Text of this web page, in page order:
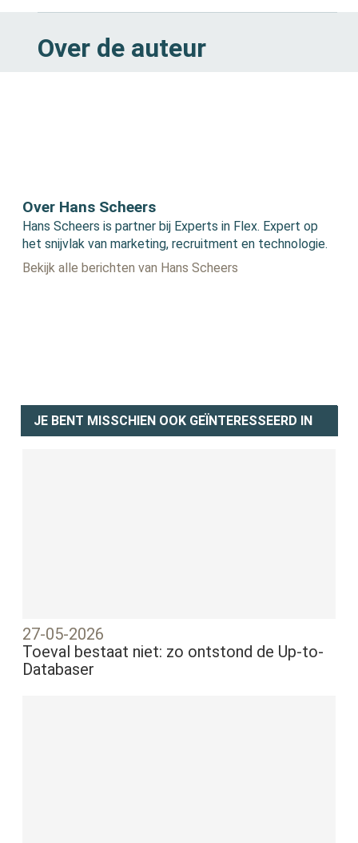
Over de auteur
Over Hans Scheers
Hans Scheers is partner bij Experts in Flex. Expert op
het snijvlak van marketing, recruitment en technologie.
Bekijk alle berichten van Hans Scheers
JE BENT MISSCHIEN OOK GEÏNTERESSEERD IN
27-05-2026
Toeval bestaat niet: zo ontstond de Up-to-
Databaser